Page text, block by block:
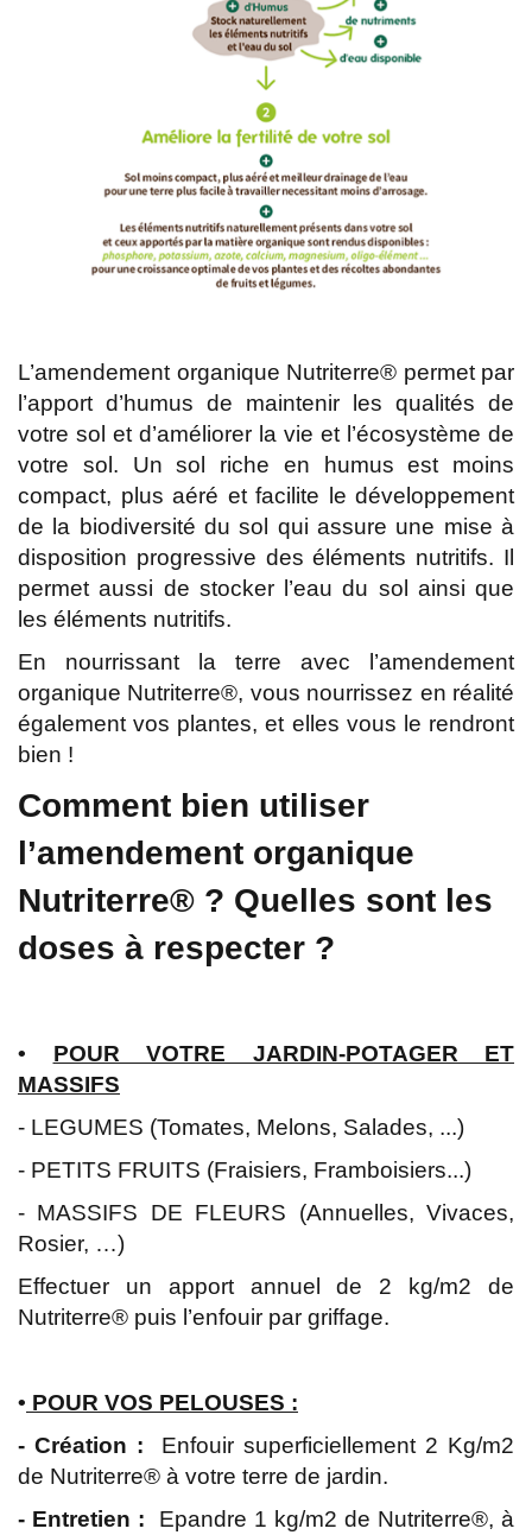
L’amendement organique Nutriterre® permet par
l’apport d’humus de maintenir les qualités de
votre sol et d’améliorer la vie et l’écosystème de
votre sol. Un sol riche en humus est moins
compact, plus aéré et facilite le développement
de la biodiversité du sol qui assure une mise à
disposition progressive des éléments nutritifs. Il
permet aussi de stocker l’eau du sol ainsi que
les éléments nutritifs.
En nourrissant la terre avec l’amendement
organique Nutriterre®, vous nourrissez en réalité
également vos plantes, et elles vous le rendront
bien !
Comment bien utiliser
l’amendement organique
Nutriterre® ? Quelles sont les
doses à respecter ?
• POUR VOTRE JARDIN-POTAGER ET
MASSIFS
- LEGUMES (Tomates, Melons, Salades, ...)
- PETITS FRUITS (Fraisiers, Framboisiers...)
- MASSIFS DE FLEURS (Annuelles, Vivaces,
Rosier, …)
Effectuer un apport annuel de 2 kg/m2 de
Nutriterre® puis l’enfouir par griffage.
• POUR VOS PELOUSES :
- Création : Enfouir superficiellement 2 Kg/m2
de Nutriterre® à votre terre de jardin.
- Entretien :
Epandre 1 kg/m2 de Nutriterre®, à